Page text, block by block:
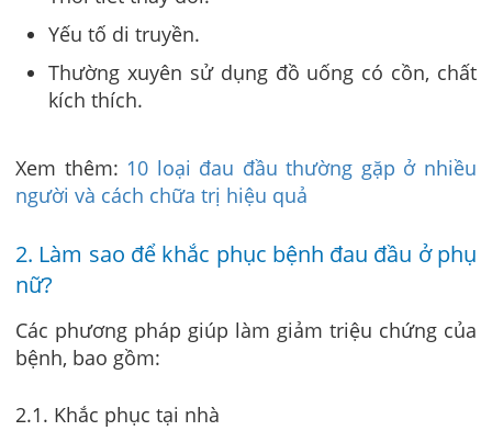
Yếu tố di truyền.
Thường xuyên sử dụng đồ uống có cồn, chất
kích thích.
Xem thêm: 10 loại đau đầu thường gặp ở nhiều
người và cách chữa trị hiệu quả
2. Làm sao để khắc phục bệnh đau đầu ở phụ
nữ?
Các phương pháp giúp làm giảm triệu chứng của
bệnh, bao gồm:
2.1. Khắc phục tại nhà